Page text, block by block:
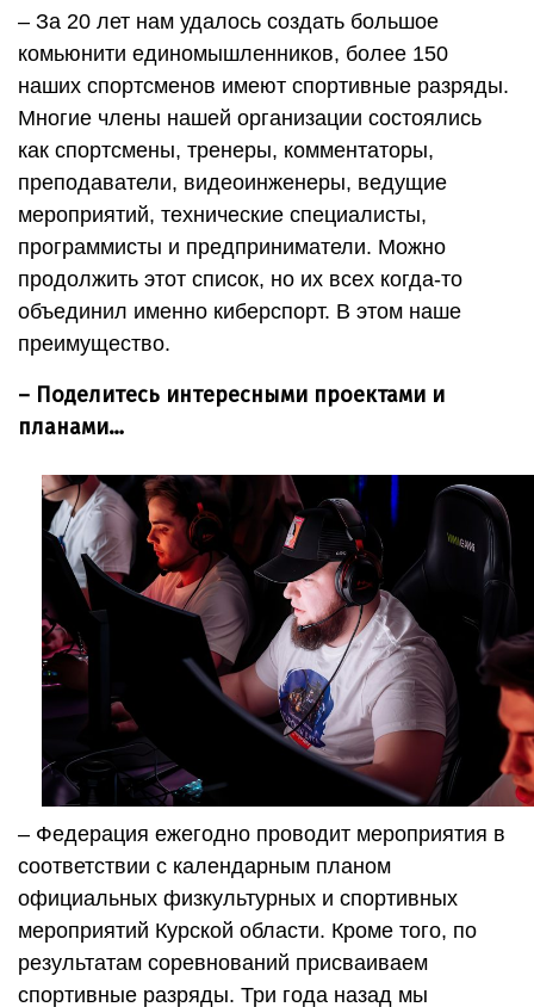
– За 20 лет нам удалось создать большое
комьюнити единомышленников, более 150
наших спортсменов имеют спортивные разряды.
Многие члены нашей организации состоялись
как спортсмены, тренеры, комментаторы,
преподаватели, видеоинженеры, ведущие
мероприятий, технические специалисты,
программисты и предприниматели. Можно
продолжить этот список, но их всех когда-то
объединил именно киберспорт. В этом наше
преимущество.
– Поделитесь интересными проектами и
планами…
– Федерация ежегодно проводит мероприятия в
соответствии с календарным планом
официальных физкультурных и спортивных
мероприятий Курской области. Кроме того, по
результатам соревнований присваиваем
спортивные разряды. Три года назад мы